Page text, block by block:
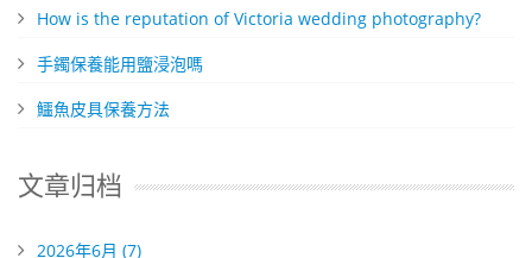
How is the reputation of Victoria wedding photography?
​手鐲保養能用鹽浸泡嗎
​鱷魚皮具保養方法
文章归档
2026年6月 (7)